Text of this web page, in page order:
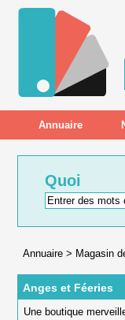
Annuaire
Quoi
Annuaire > Magasin
Anges et Féeries
Une boutique